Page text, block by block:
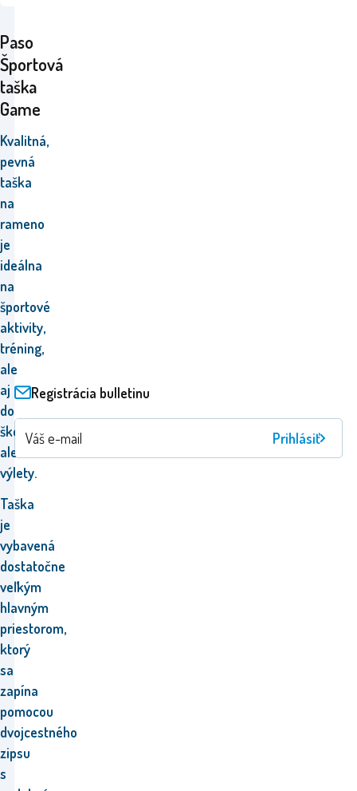
Paso
Športová
taška
Game
Kvalitná,
pevná
taška
na
rameno
je
ideálna
na
športové
aktivity,
tréning,
ale
aj
do
školy
alebo
výlety.
Taška
je
vybavená
dostatočne
veľkým
hlavným
priestorom,
ktorý
sa
zapína
pomocou
dvojcestného
zipsu
s
Registrácia bulletinu
Prihlásiť